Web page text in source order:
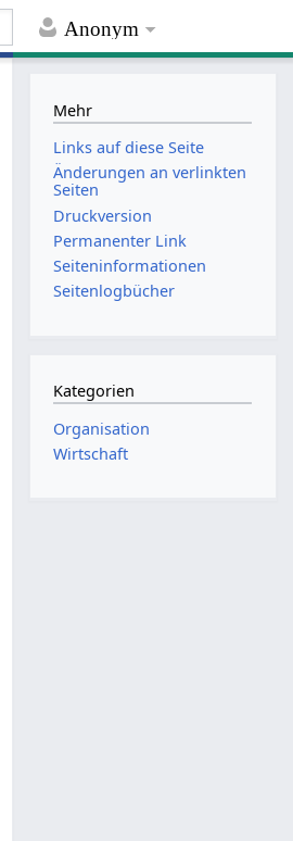
Anonym
Mehr
Links auf diese Seite
Änderungen an verlinkten
Seiten
Druckversion
Permanenter Link
Seiten­informationen
Seitenlogbücher
Kategorien
Organisation
Wirtschaft